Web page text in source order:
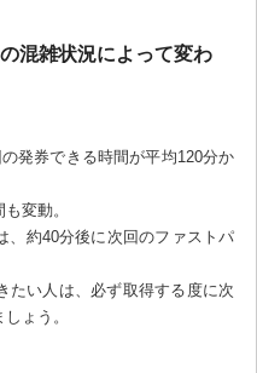
混雑状況によって変わ
発券できる時間が平均120分か
変動。
、約40分後に次回のファストパ
たい人は、必ず取得する度に次
ょう。